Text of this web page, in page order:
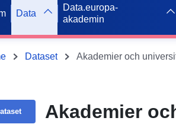
Data
Data.europa-
akademin
Dataset Akademier och
Akademier